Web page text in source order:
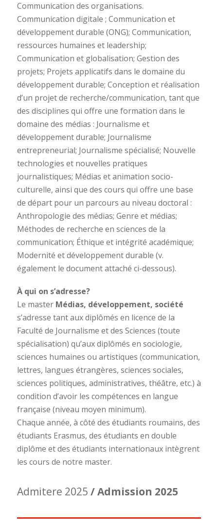
Communication des organisations.
Communication digitale ; Communication et
développement durable (ONG); Communication,
ressources humaines et leadership;
Communication et globalisation; Gestion des
projets; Projets applicatifs dans le domaine du
développement durable; Conception et réalisation
d’un projet de recherche/communication, tant que
des disciplines qui offre une formation dans le
domaine des médias : Journalisme et
développement durable; Journalisme
entrepreneurial; Journalisme spécialisé; Nouvelle
technologies et nouvelles pratiques
journalistiques; Médias et animation socio-
culturelle, ainsi que des cours qui offre une base
de départ pour un parcours au niveau doctoral :
Anthropologie des médias; Genre et médias;
Méthodes de recherche en sciences de la
communication; Éthique et intégrité académique;
Modernité et développement durable (v.
également le document attaché ci-dessous).
À qui on s’adresse?
Le master Médias, développement, société
s’adresse tant aux diplômés en licence de la
Faculté de Journalisme et des Sciences (toute
spécialisation) qu’aux diplômés en sociologie,
sciences humaines ou artistiques (communication,
lettres, langues étrangères, sciences sociales,
sciences politiques, administratives, théâtre, etc.) à
condition d’avoir les compétences en langue
française (niveau moyen minimum).
Chaque année, à côté des étudiants roumains, des
étudiants Erasmus, des étudiants en double
diplôme et des étudiants internationaux intègrent
les cours de notre master.
Admitere 2025 / Admission 2025